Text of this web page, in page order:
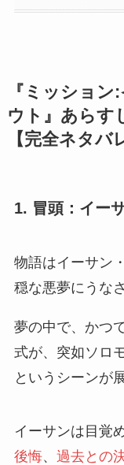
『ミッショ
ウト』あらす
【完全ネタバ
1. 冒頭：イー
物語はイーサン
穏な悪夢にうな
夢の中で、かつ
式が、突如ソロ
というシーンが
イーサンは目覚
後悔、 過去との